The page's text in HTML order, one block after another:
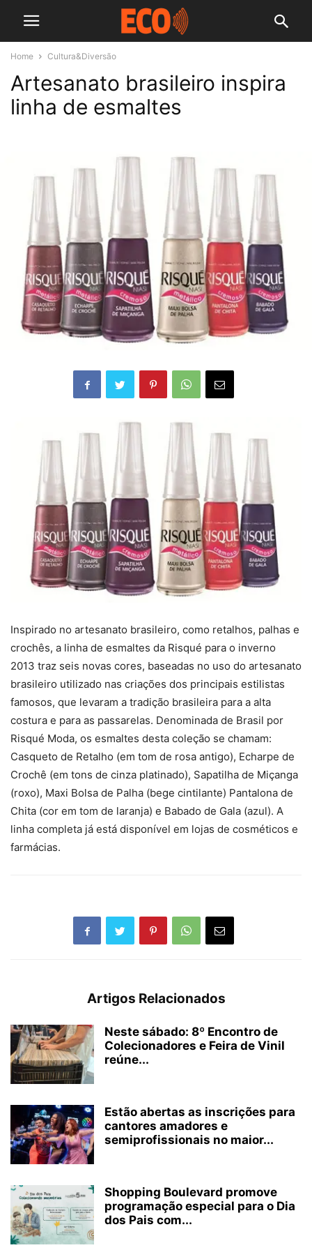
Home Cultura&Diversão
Artesanato brasileiro inspira
linha de esmaltes
Inspirado no artesanato brasileiro, como retalhos, palhas e
crochês, a linha de esmaltes da Risqué para o inverno
2013 traz seis novas cores, baseadas no uso do artesanato
brasileiro utilizado nas criações dos principais estilistas
famosos, que levaram a tradição brasileira para a alta
costura e para as passarelas. Denominada de Brasil por
Risqué Moda, os esmaltes desta coleção se chamam:
Casqueto de Retalho (em tom de rosa antigo), Echarpe de
Crochê (em tons de cinza platinado), Sapatilha de Miçanga
(roxo), Maxi Bolsa de Palha (bege cintilante) Pantalona de
Chita (cor em tom de laranja) e Babado de Gala (azul). A
linha completa já está disponível em lojas de cosméticos e
farmácias.
Artigos Relacionados
Neste sábado: 8º Encontro de
Colecionadores e Feira de Vinil
reúne...
Estão abertas as inscrições para
cantores amadores e
semiprofissionais no maior...
Shopping Boulevard promove
programação especial para o Dia
dos Pais com...